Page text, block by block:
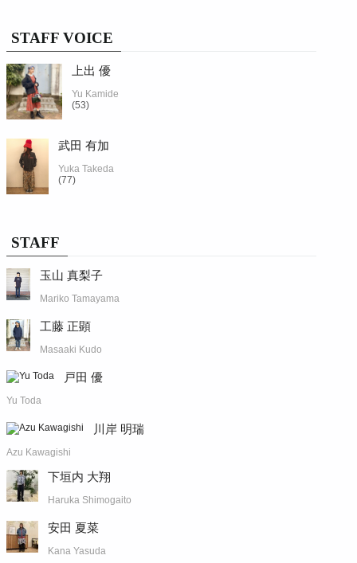
STAFF VOICE
上出 優
Yu Kamide
(53)
武田 有加
Yuka Takeda
(77)
STAFF
玉山 真梨子
Mariko Tamayama
工藤 正顕
Masaaki Kudo
戸田 優
Yu Toda
川岸 明瑞
Azu Kawagishi
下垣内 大翔
Haruka Shimogaito
安田 夏菜
Kana Yasuda